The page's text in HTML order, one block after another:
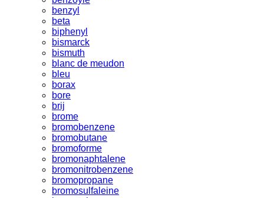
benzyl
beta
biphenyl
bismarck
bismuth
blanc de meudon
bleu
borax
bore
brij
brome
bromobenzene
bromobutane
bromoforme
bromonaphtalene
bromonitrobenzene
bromopropane
bromosulfaleine